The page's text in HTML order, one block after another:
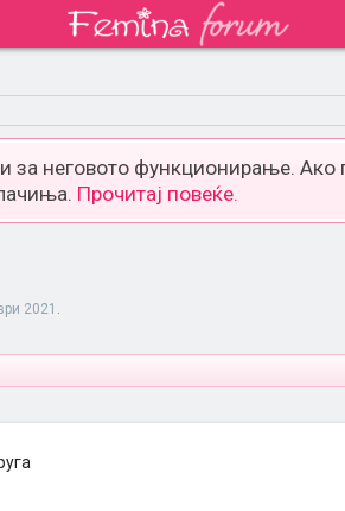
за неговото функционирање.
Прочитај повеќе.
2021 .